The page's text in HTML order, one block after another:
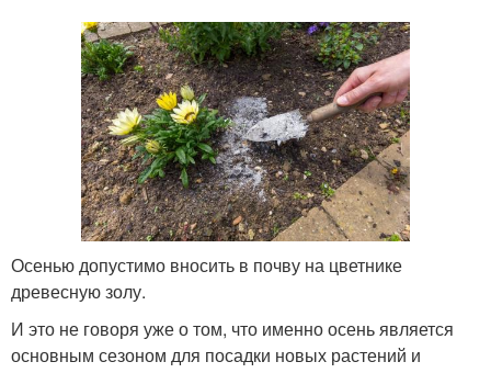
Осенью допустимо вносить в почву на цветнике
древесную золу.
И это не говоря уже о том, что именно осень является
основным сезоном для посадки новых растений и